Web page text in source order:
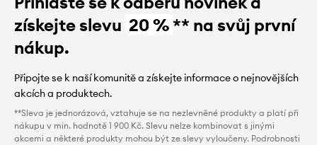
získejte slevu 20 %** na svůj první
nákup.
Připojte se k naší komunitě a získejte informace o nejnovějších
akcích a produktech.
**Sleva je jednorázová, vztahuje se na nezlevněné produkty a platí při
nákupu v min. hodnotě 1 900 Kč. Slevu nelze kombinovat s jinými
akcemi a některé produkty mohou být ze slevy vyloučeny. Podrobnosti